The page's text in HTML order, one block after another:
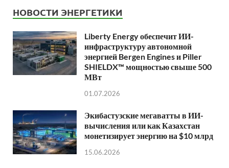
НОВОСТИ ЭНЕРГЕТИКИ
Liberty Energy обеспечит ИИ-
инфраструктуру автономной
энергией Bergen Engines и Piller
SHIELDX™ мощностью свыше 500
МВт
01.07.2026
Экибастузские мегаватты в ИИ-
вычисления или как Казахстан
монетизирует энергию на $10 млрд
15.06.2026